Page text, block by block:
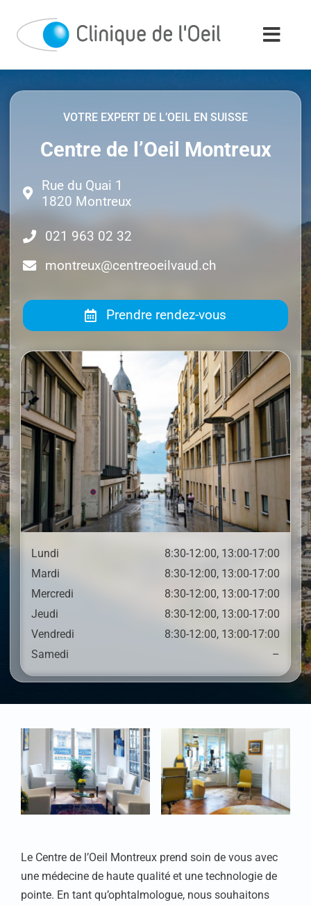
contenu
VOTRE EXPERT DE L’OEIL EN SUISSE
Centre de l’Oeil Montreux
Rue du Quai 1
1820 Montreux
021 963 02 32
montreux@centreoeilvaud.ch
Prendre rendez-vous
Lundi
8:30-12:00, 13:00-17:00
Mardi
8:30-12:00, 13:00-17:00
Mercredi
8:30-12:00, 13:00-17:00
Jeudi
8:30-12:00, 13:00-17:00
Vendredi
8:30-12:00, 13:00-17:00
Samedi
–
Le Centre de l’Oeil Montreux prend soin de vous avec
une médecine de haute qualité et une technologie de
pointe. En tant qu’ophtalmologue, nous souhaitons